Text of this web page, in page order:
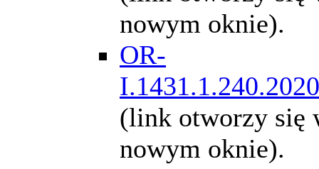
nowym oknie).
OR-
I.1431.1.240.2020
(link otworzy się
nowym oknie).